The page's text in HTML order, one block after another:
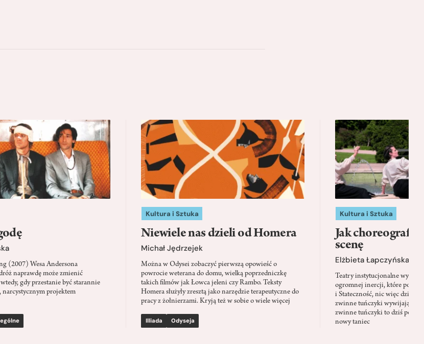
(2007) Wesa Andersona
naprawdę może zmienić
gdy przestanie być starannie
narcystycznym projektem
Kultura i Sztuka
Niewiele nas dzieli od Homera
Michał Jędrzejek
Można w Odysei zobaczyć pierwszą opowieść o
powrocie weterana do domu, wielką poprzedniczkę
takich filmów jak Łowca jeleni czy Rambo. Teksty
Homera służyły zresztą jako narzędzie terapeutyczne do
pracy z żołnierzami. Kryją też w sobie o wiele więcej
Illiada Odyseja
Kultura i Sztuka
Jak
scenę
Elżbieta Łapczyńska
Teatry instytucjonalne
ogromnej inercji, które ponad
i Stateczność, nic więc
zwinne tuńczyki wywijają
zwinne tuńczyki to dziś
nowy taniec